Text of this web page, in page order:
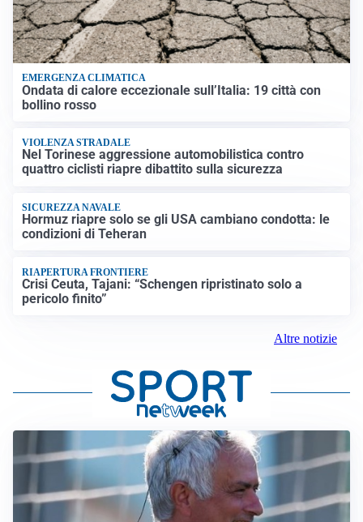
EMERGENZA CLIMATICA
Ondata di calore eccezionale sull’Italia: 19 città con
bollino rosso
VIOLENZA STRADALE
Nel Torinese aggressione automobilistica contro
quattro ciclisti riapre dibattito sulla sicurezza
SICUREZZA NAVALE
Hormuz riapre solo se gli USA cambiano condotta: le
condizioni di Teheran
RIAPERTURA FRONTIERE
Crisi Ceuta, Tajani: “Schengen ripristinato solo a
pericolo finito”
Altre notizie